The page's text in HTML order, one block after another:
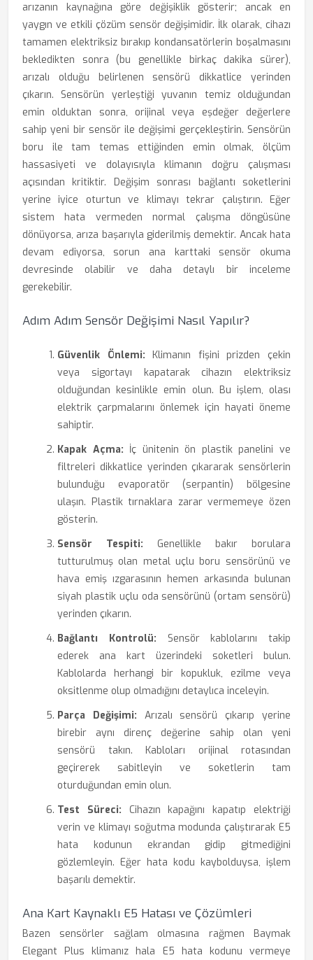
arızanın kaynağına göre değişiklik gösterir; ancak en
yaygın ve etkili çözüm sensör değişimidir. İlk olarak, cihazı
tamamen elektriksiz bırakıp kondansatörlerin boşalmasını
bekledikten sonra (bu genellikle birkaç dakika sürer),
arızalı olduğu belirlenen sensörü dikkatlice yerinden
çıkarın. Sensörün yerleştiği yuvanın temiz olduğundan
emin olduktan sonra, orijinal veya eşdeğer değerlere
sahip yeni bir sensör ile değişimi gerçekleştirin. Sensörün
boru ile tam temas ettiğinden emin olmak, ölçüm
hassasiyeti ve dolayısıyla klimanın doğru çalışması
açısından kritiktir. Değişim sonrası bağlantı soketlerini
yerine iyice oturtun ve klimayı tekrar çalıştırın. Eğer
sistem hata vermeden normal çalışma döngüsüne
dönüyorsa, arıza başarıyla giderilmiş demektir. Ancak hata
devam ediyorsa, sorun ana karttaki sensör okuma
devresinde olabilir ve daha detaylı bir inceleme
gerekebilir.
Adım Adım Sensör Değişimi Nasıl Yapılır?
Güvenlik Önlemi: Klimanın fişini prizden çekin
veya sigortayı kapatarak cihazın elektriksiz
olduğundan kesinlikle emin olun. Bu işlem, olası
elektrik çarpmalarını önlemek için hayati öneme
sahiptir.
Kapak Açma: İç ünitenin ön plastik panelini ve
filtreleri dikkatlice yerinden çıkararak sensörlerin
bulunduğu evaporatör (serpantin) bölgesine
ulaşın. Plastik tırnaklara zarar vermemeye özen
gösterin.
Sensör Tespiti: Genellikle bakır borulara
tutturulmuş olan metal uçlu boru sensörünü ve
hava emiş ızgarasının hemen arkasında bulunan
siyah plastik uçlu oda sensörünü (ortam sensörü)
yerinden çıkarın.
Bağlantı Kontrolü: Sensör kablolarını takip
ederek ana kart üzerindeki soketleri bulun.
Kablolarda herhangi bir kopukluk, ezilme veya
oksitlenme olup olmadığını detaylıca inceleyin.
Parça Değişimi: Arızalı sensörü çıkarıp yerine
birebir aynı direnç değerine sahip olan yeni
sensörü takın. Kabloları orijinal rotasından
geçirerek sabitleyin ve soketlerin tam
oturduğundan emin olun.
Test Süreci: Cihazın kapağını kapatıp elektriği
verin ve klimayı soğutma modunda çalıştırarak E5
hata kodunun ekrandan gidip gitmediğini
gözlemleyin. Eğer hata kodu kaybolduysa, işlem
başarılı demektir.
Ana Kart Kaynaklı E5 Hatası ve Çözümleri
Bazen sensörler sağlam olmasına rağmen Baymak
Elegant Plus klimanız hala E5 hata kodunu vermeye